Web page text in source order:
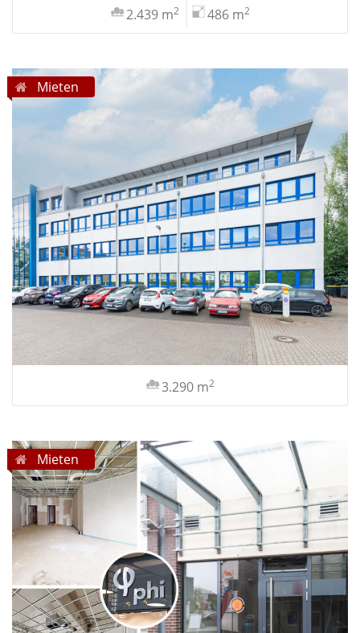
2.439 m2 486 m2
Mieten
3.290 m2
Mieten